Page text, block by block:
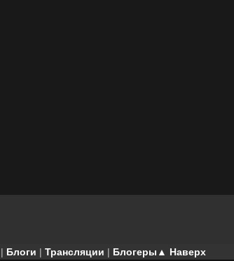
▲ Наверх
| Блоги | Трансляции | Блогеры